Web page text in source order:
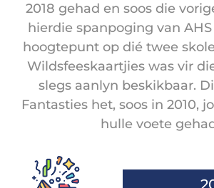
2018 gehad en soos die
hierdie spanpoging van AHS
hoogtepunt op dié twee
Wildsfeeskaartjies was vir
slegs aanlyn beskikbaar.
Fantasties het, soos in 2010,
hulle voete